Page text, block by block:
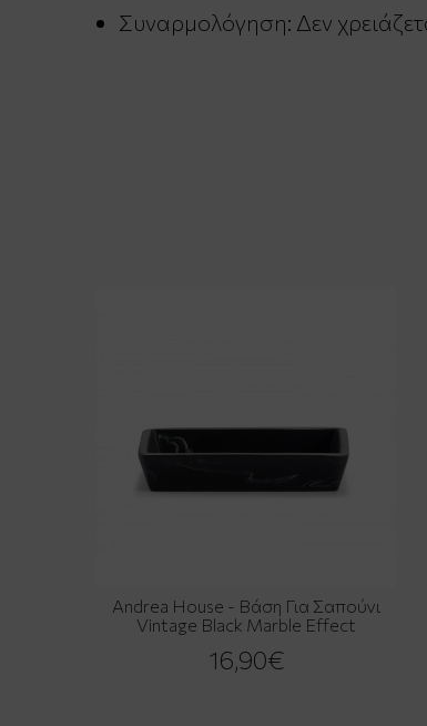
Συναρμολόγηση: Δεν
Andrea House - Βάση Για Σαπούνι
Vintage Black Marble Effect
16,90€